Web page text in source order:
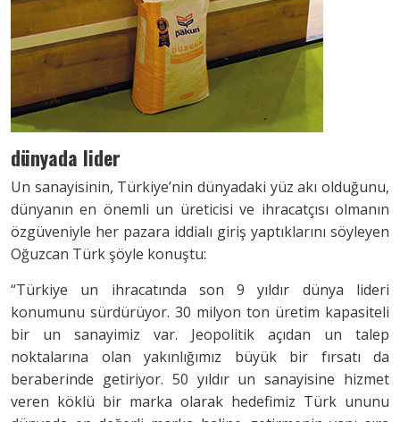
dünyada lider
Un sanayisinin, Türkiye’nin dünyadaki yüz akı olduğunu,
dünyanın en önemli un üreticisi ve ihracatçısı olmanın
özgüveniyle her pazara iddialı giriş yaptıklarını söyleyen
Oğuzcan Türk şöyle konuştu:
“Türkiye un ihracatında son 9 yıldır dünya lideri
konumunu sürdürüyor. 30 milyon ton üretim kapasiteli
bir un sanayimiz var. Jeopolitik açıdan un talep
noktalarına olan yakınlığımız büyük bir fırsatı da
beraberinde getiriyor. 50 yıldır un sanayisine hizmet
veren köklü bir marka olarak hedefimiz Türk ununu